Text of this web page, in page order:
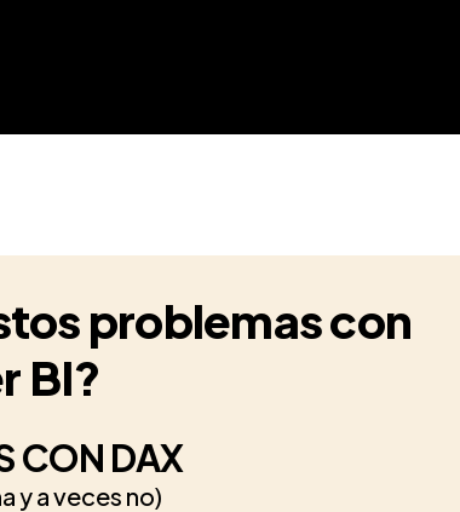
problemas con
BI?
CON DAX
y a veces no)